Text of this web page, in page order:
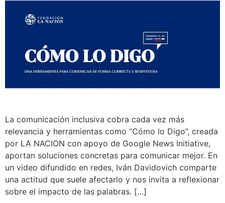
La comunicación inclusiva cobra cada vez más
relevancia y herramientas como “Cómo lo Digo”, creada
por LA NACION con apoyo de Google News Initiative,
aportan soluciones concretas para comunicar mejor. En
un video difundido en redes, Iván Davidovich comparte
una actitud que suele afectarlo y nos invita a reflexionar
sobre el impacto de las palabras. […]